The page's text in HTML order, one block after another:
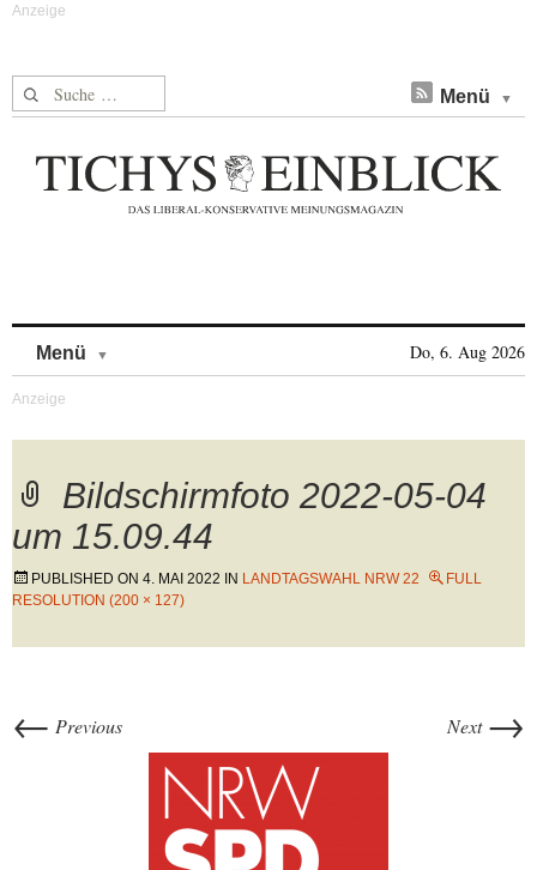
Suche nach: Menü
Menü Do, 6. Aug 2026
Bildschirmfoto 2022-05-04
um 15.09.44
PUBLISHED ON 4. MAI 2022 IN LANDTAGSWAHL NRW 22
FULL
RESOLUTION (200 × 127)
← Previous Next →